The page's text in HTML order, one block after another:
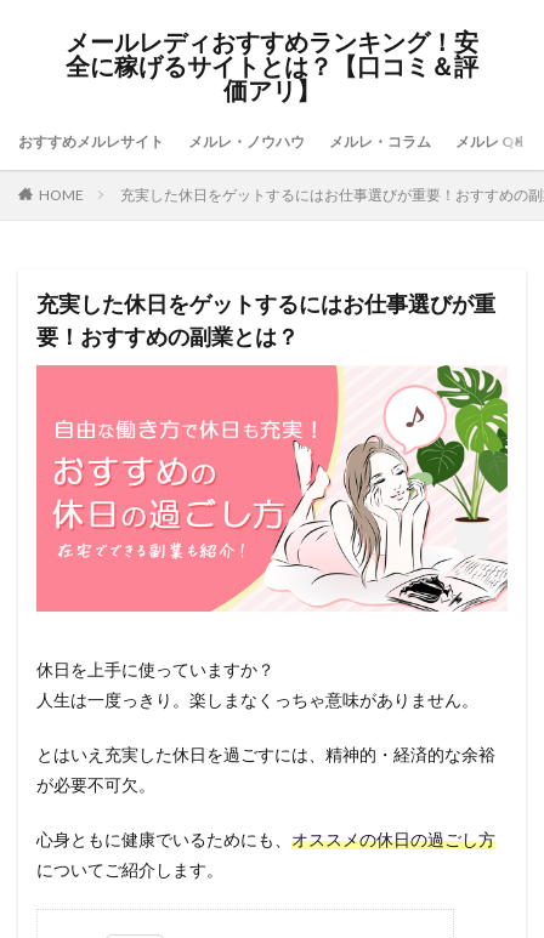
メールレディおすすめランキング！安
全に稼げるサイトとは？【口コミ＆評
価アリ】
おすすめメルレサイト メルレ・ノウハウ メルレ・コラム メルレ Q&A
HOME 充実した休日をゲットするにはお仕事選びが重要！おすすめの
充実した休日をゲットするにはお仕事選びが重
要！おすすめの副業とは？
休日を上手に使っていますか？
人生は一度っきり。楽しまなくっちゃ意味がありません。
とはいえ充実した休日を過ごすには、精神的・経済的な余裕
が必要不可欠。
心身ともに健康でいるためにも、 オススメの休日の過ごし方
についてご紹介します。